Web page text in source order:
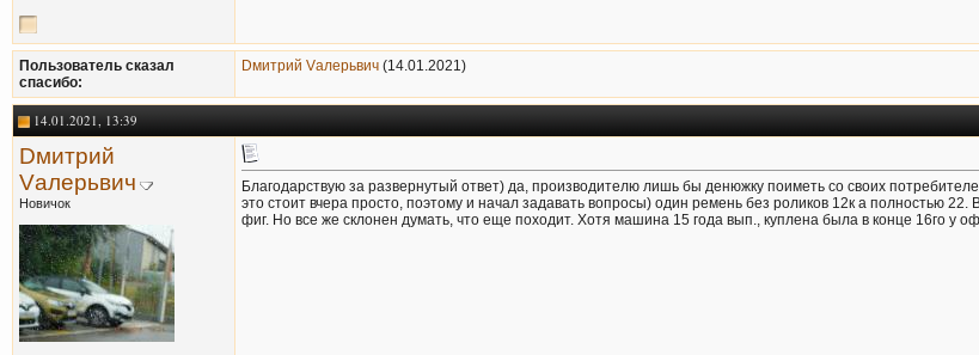
Пользователь сказал
cпасибо:
Dмитрий Vалерьвич (14.01.2021)
14.01.2021, 13:39
Dмитрий
Vалерьвич
Новичок
Благодарствую за развернутый ответ) да, производителю лишь бы денюжку поиметь со своих
это стоит вчера просто, поэтому и начал задавать вопросы) один ремень без роликов 12к а полностью
фиг. Но все же склонен думать, что еще походит. Хотя машина 15 года вып., куплена была в конце 16го у